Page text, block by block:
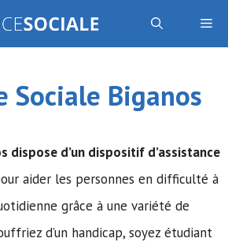
Sociale Biganos
dispose d’un dispositif d’assistance
aider les personnes en difficulté à
grâce à une variété de
d’un handicap, soyez étudiant